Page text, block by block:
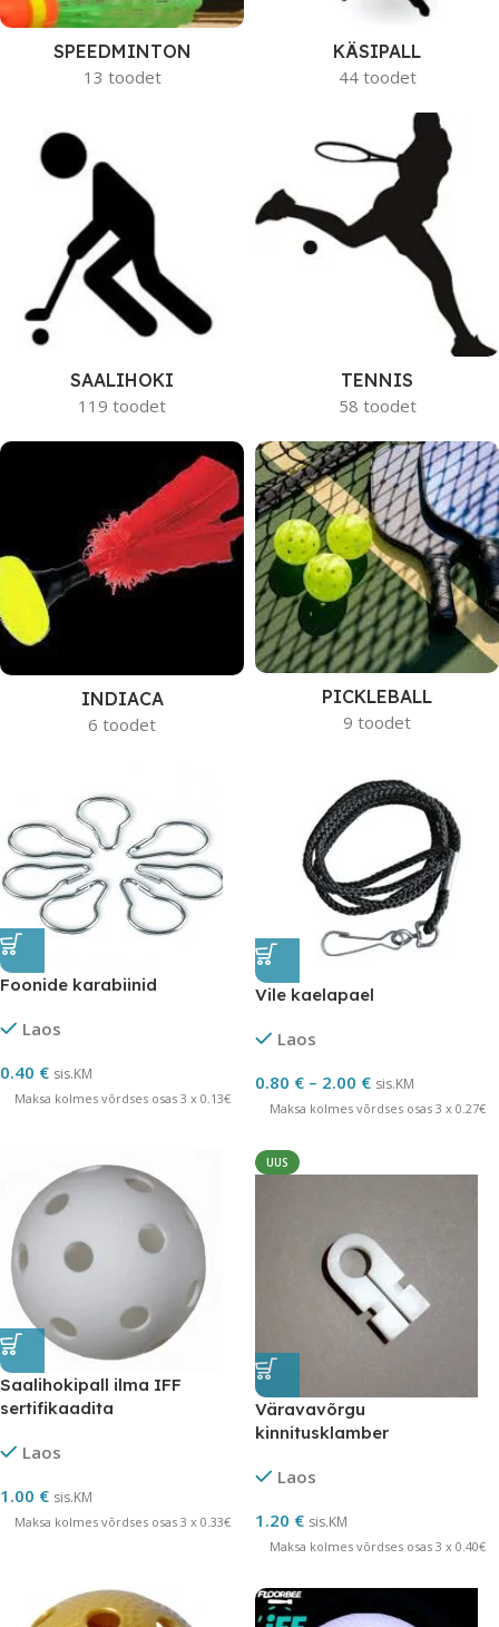
SPEEDMINTON
13 toodet
KÄSIPALL
44 toodet
SAALIHOKI
119 toodet
TENNIS
58 toodet
INDIACA
6 toodet
PICKLEBALL
9 toodet
Foonide karabiinid
Laos
0.40 € sis.KM
Maksa kolmes võrdses osas 3 x 0.13€
Vile kaelapael
Laos
0.80 € – 2.00 € sis.KM
Maksa kolmes võrdses osas 3 x 0.27€
Saalihokipall ilma IFF
sertifikaadita
Laos
1.00 € sis.KM
Maksa kolmes võrdses osas 3 x 0.33€
UUS
Väravavõrgu
kinnitusklamber
Laos
1.20 € sis.KM
Maksa kolmes võrdses osas 3 x 0.40€